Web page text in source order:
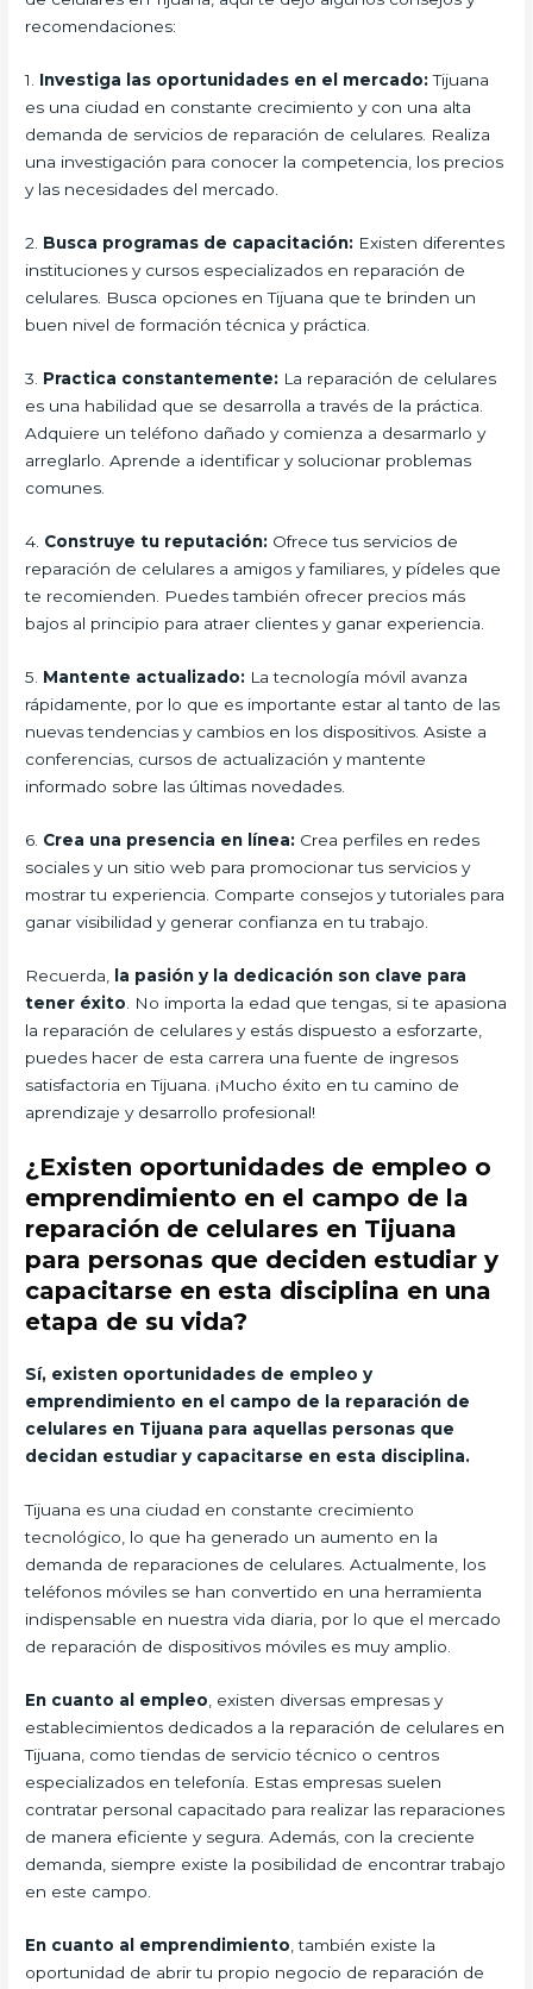
recomendaciones:
1. Investiga las oportunidades en el mercado:Tijuana
es una ciudad en constante crecimiento y con una alta
demanda de servicios de reparación de celulares. Realiza
una investigación para conocer la competencia, los precios
y las necesidades del mercado.
2. Busca programas de capacitación: Existen diferentes
instituciones y cursos especializados en reparación de
celulares. Busca opciones en Tijuana que te brinden un
buen nivel de formación técnica y práctica.
3. Practica constantemente: La reparación de celulares
es una habilidad que se desarrolla a través de la práctica.
Adquiere un teléfono dañado y comienza a desarmarlo y
arreglarlo. Aprende a identificar y solucionar problemas
comunes.
4. Construye tu reputación: Ofrece tus servicios de
reparación de celulares a amigos y familiares, y pídeles que
te recomienden. Puedes también ofrecer precios más
bajos al principio para atraer clientes y ganar experiencia.
5. Mantente actualizado: La tecnología móvil avanza
rápidamente, por lo que es importante estar al tanto de las
nuevas tendencias y cambios en los dispositivos. Asiste a
conferencias, cursos de actualización y mantente
informado sobre las últimas novedades.
6. Crea una presencia en línea: Crea perfiles en redes
sociales y un sitio web para promocionar tus servicios y
mostrar tu experiencia. Comparte consejos y tutoriales para
ganar visibilidad y generar confianza en tu trabajo.
Recuerda, la pasión y la dedicación son clave para
tener éxito . No importa la edad que tengas, si te apasiona
la reparación de celulares y estás dispuesto a esforzarte,
puedes hacer de esta carrera una fuente de ingresos
satisfactoria en Tijuana. ¡Mucho éxito en tu camino de
aprendizaje y desarrollo profesional!
¿Existen oportunidades de empleo o
emprendimiento en el campo de la
reparación de celulares en Tijuana
para personas que deciden estudiar y
capacitarse en esta disciplina en una
etapa de su vida?
Sí, existen oportunidades de empleo y
emprendimiento en el campo de la reparación de
celulares en Tijuana para aquellas personas que
decidan estudiar y capacitarse en esta disciplina.
Tijuana es una ciudad en constante crecimiento
tecnológico, lo que ha generado un aumento en la
demanda de reparaciones de celulares. Actualmente, los
teléfonos móviles se han convertido en una herramienta
indispensable en nuestra vida diaria, por lo que el mercado
de reparación de dispositivos móviles es muy amplio.
En cuanto al empleo , existen diversas empresas y
establecimientos dedicados a la reparación de celulares en
Tijuana, como tiendas de servicio técnico o centros
especializados en telefonía. Estas empresas suelen
contratar personal capacitado para realizar las reparaciones
de manera eficiente y segura. Además, con la creciente
demanda, siempre existe la posibilidad de encontrar trabajo
en este campo.
En cuanto al emprendimiento , también existe la
oportunidad de abrir tu propio negocio de reparación de